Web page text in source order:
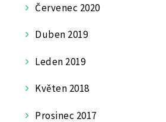
Červenec 2020
Duben 2019
Leden 2019
Květen 2018
Prosinec 2017